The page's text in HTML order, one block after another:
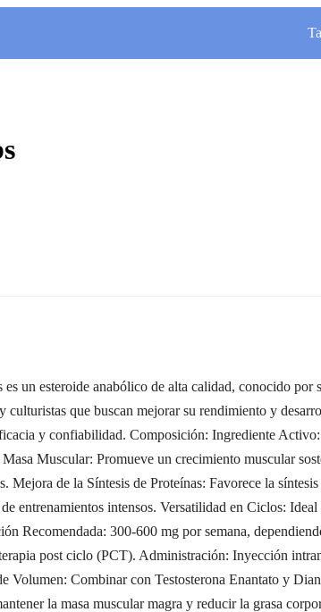
un esteroide anabólico de alta calidad, conocido por
que buscan mejorar su rendimiento y
y confiabilidad. Composición: Ingrediente
Muscular: Promueve un crecimiento muscular
de la Síntesis de Proteínas: Favorece la
entrenamientos intensos. Versatilidad en Ciclos: Ideal
Recomendada: 300-600 mg por semana,
post ciclo (PCT). Administración: Inyección
Combinar con Testosterona Enantato y
la masa muscular magra y reducir la grasa